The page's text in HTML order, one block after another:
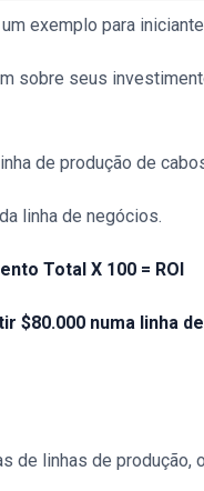
exemplo para
sobre seus
de produção de
linha de negócios.
Total X 100 = ROI
$80.000 numa linha
de linhas de